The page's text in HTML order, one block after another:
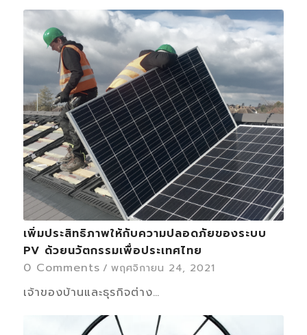
เพิ่มประสิทธิภาพให้กับความปลอดภัยของระบบ
PV ด้วยนวัตกรรมเพื่อประเทศไทย
0 Comments / พฤศจิกายน 24, 2021
เจ้าของบ้านและธุรกิจต่าง…